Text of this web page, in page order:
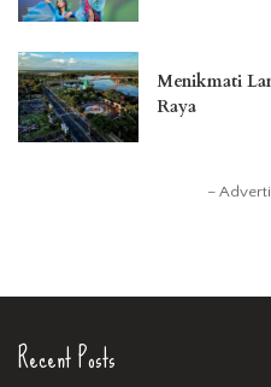
Menikmati
Raya
–
Recent Posts